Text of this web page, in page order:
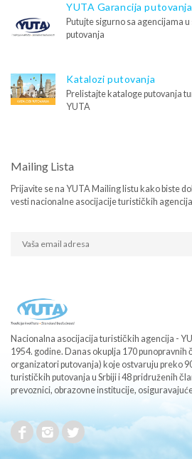
YUTA Garancija putovanja
Putujte sigurno sa agencijama
putovanja
Katalozi putovanja
Prelistajte kataloge putovanja
YUTA
Mailing Lista
Prijavite se na YUTA Mailing listu kako biste
vesti nacionalne asocijacije turističkih agencija
Nacionalna asocijacija turističkih agencija -
1954. godine. Danas okuplja 170
organizatori putovanja) koje ostvaruju preko
turističkih putovanja u Srbiji i 48 pridruženih
prevoznici, obrazovne institucije,